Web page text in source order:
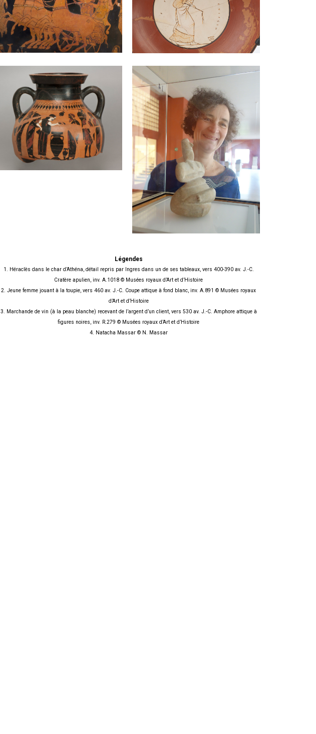
Légendes
1. Héraclès dans le char d’Athéna, détail repris par Ingres dans un de ses tableaux, vers 400-390 av. J.-C.
Cratère apulien, inv. A.1018 © Musées royaux d’Art et d’Histoire
2. Jeune femme jouant à la toupie, vers 460 av. J.-C. Coupe attique à fond blanc, inv. A.891 © Musées royaux
d’Art et d’Histoire
3. Marchande de vin (à la peau blanche) recevant de l’argent d’un client, vers 530 av. J.-C. Amphore attique à
figures noires, inv. R.279 © Musées royaux d’Art et d’Histoire
4. Natacha Massar © N. Massar